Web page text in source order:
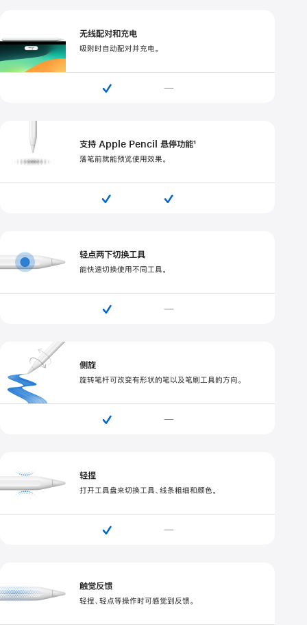
无线配对和充电
吸附时自动配对并充电。
 —
支持 Apple Pencil 悬停功能¹
落笔前就能预览使用效果。
 
轻点两下切换工具
能快速切换使用不同工具。
 —
侧旋
旋转笔杆可改变有形状的笔以及笔刷工具的方向。
 —
轻捏
打开工具盘来切换工具、线条粗细和颜色。
 —
触觉反馈
轻捏、轻点等操作时可感觉到反馈。